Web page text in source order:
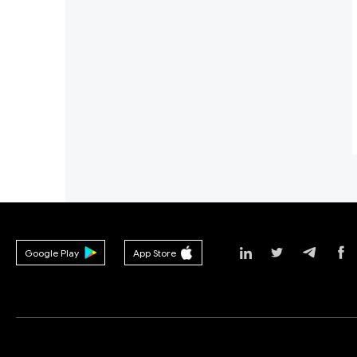
App Store
Google Play